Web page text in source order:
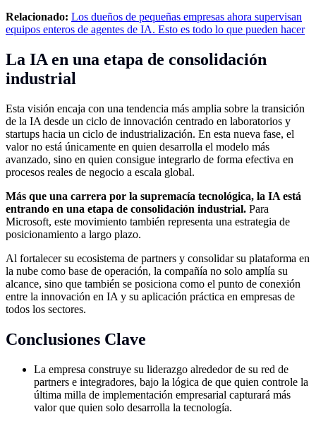
Relacionado: Los dueños de pequeñas empresas ahora supervisan
equipos enteros de agentes de IA. Esto es todo lo que pueden hacer
La IA en una etapa de consolidación
industrial
Esta visión encaja con una tendencia más amplia sobre la transición
de la IA desde un ciclo de innovación centrado en laboratorios y
startups hacia un ciclo de industrialización. En esta nueva fase, el
valor no está únicamente en quien desarrolla el modelo más
avanzado, sino en quien consigue integrarlo de forma efectiva en
procesos reales de negocio a escala global.
Más que una carrera por la supremacía tecnológica, la IA está
entrando en una etapa de consolidación industrial. Para
Microsoft, este movimiento también representa una estrategia de
posicionamiento a largo plazo.
Al fortalecer su ecosistema de partners y consolidar su plataforma en
la nube como base de operación, la compañía no solo amplía su
alcance, sino que también se posiciona como el punto de conexión
entre la innovación en IA y su aplicación práctica en empresas de
todos los sectores.
Conclusiones Clave
La empresa construye su liderazgo alrededor de su red de
partners e integradores, bajo la lógica de que quien controle la
última milla de implementación empresarial capturará más
valor que quien solo desarrolla la tecnología.